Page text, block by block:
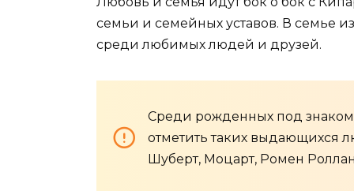
семьи и семейных уставов. В семье
среди любимых людей и друзей.
Среди рожденных под
отметить таких выдающихся
Шуберт, Моцарт, Ромен